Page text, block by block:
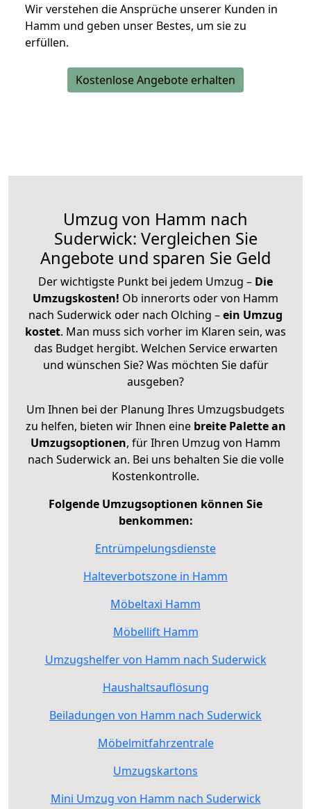
Wir verstehen die Ansprüche unserer Kunden in
Hamm und geben unser Bestes, um sie zu
erfüllen.
Kostenlose Angebote erhalten
Umzug von Hamm nach
Suderwick: Vergleichen Sie
Angebote und sparen Sie Geld
Der wichtigste Punkt bei jedem Umzug – Die
Umzugskosten! Ob innerorts oder von Hamm
nach Suderwick oder nach Olching –ein Umzug
kostet. Man muss sich vorher im Klaren sein, was
das Budget hergibt. Welchen Service erwarten
und wünschen Sie? Was möchten Sie dafür
ausgeben?
Um Ihnen bei der Planung Ihres Umzugsbudgets
zu helfen, bieten wir Ihnen eine breite Palette an
Umzugsoptionen, für Ihren Umzug von Hamm
nach Suderwick an. Bei uns behalten Sie die volle
Kostenkontrolle.
Folgende Umzugsoptionen können Sie
benkommen:
Entrümpelungsdienste
Halteverbotszone in Hamm
Möbeltaxi Hamm
Möbellift Hamm
Umzugshelfer von Hamm nach Suderwick
Haushaltsauflösung
Beiladungen von Hamm nach Suderwick
Möbelmitfahrzentrale
Umzugskartons
Mini Umzug von Hamm nach Suderwick